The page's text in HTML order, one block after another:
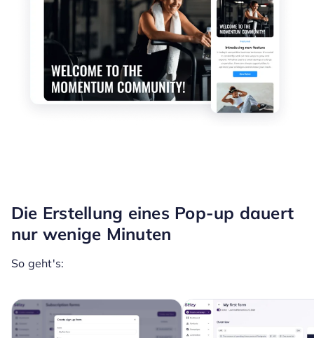
Die Erstellung eines Pop-up dauert
nur wenige Minuten
So geht's: